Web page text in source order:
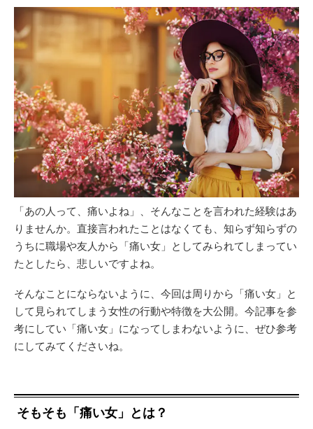
「あの人って、痛いよね」、そんなことを言われた経験はあ
りませんか。直接言われたことはなくても、知らず知らずの
うちに職場や友人から「痛い女」としてみられてしまってい
たとしたら、悲しいですよね。
そんなことにならないように、今回は周りから「痛い女」と
して見られてしまう女性の行動や特徴を大公開。今記事を参
考にしてい「痛い女」になってしまわないように、ぜひ参考
にしてみてくださいね。
そもそも「痛い女」とは？